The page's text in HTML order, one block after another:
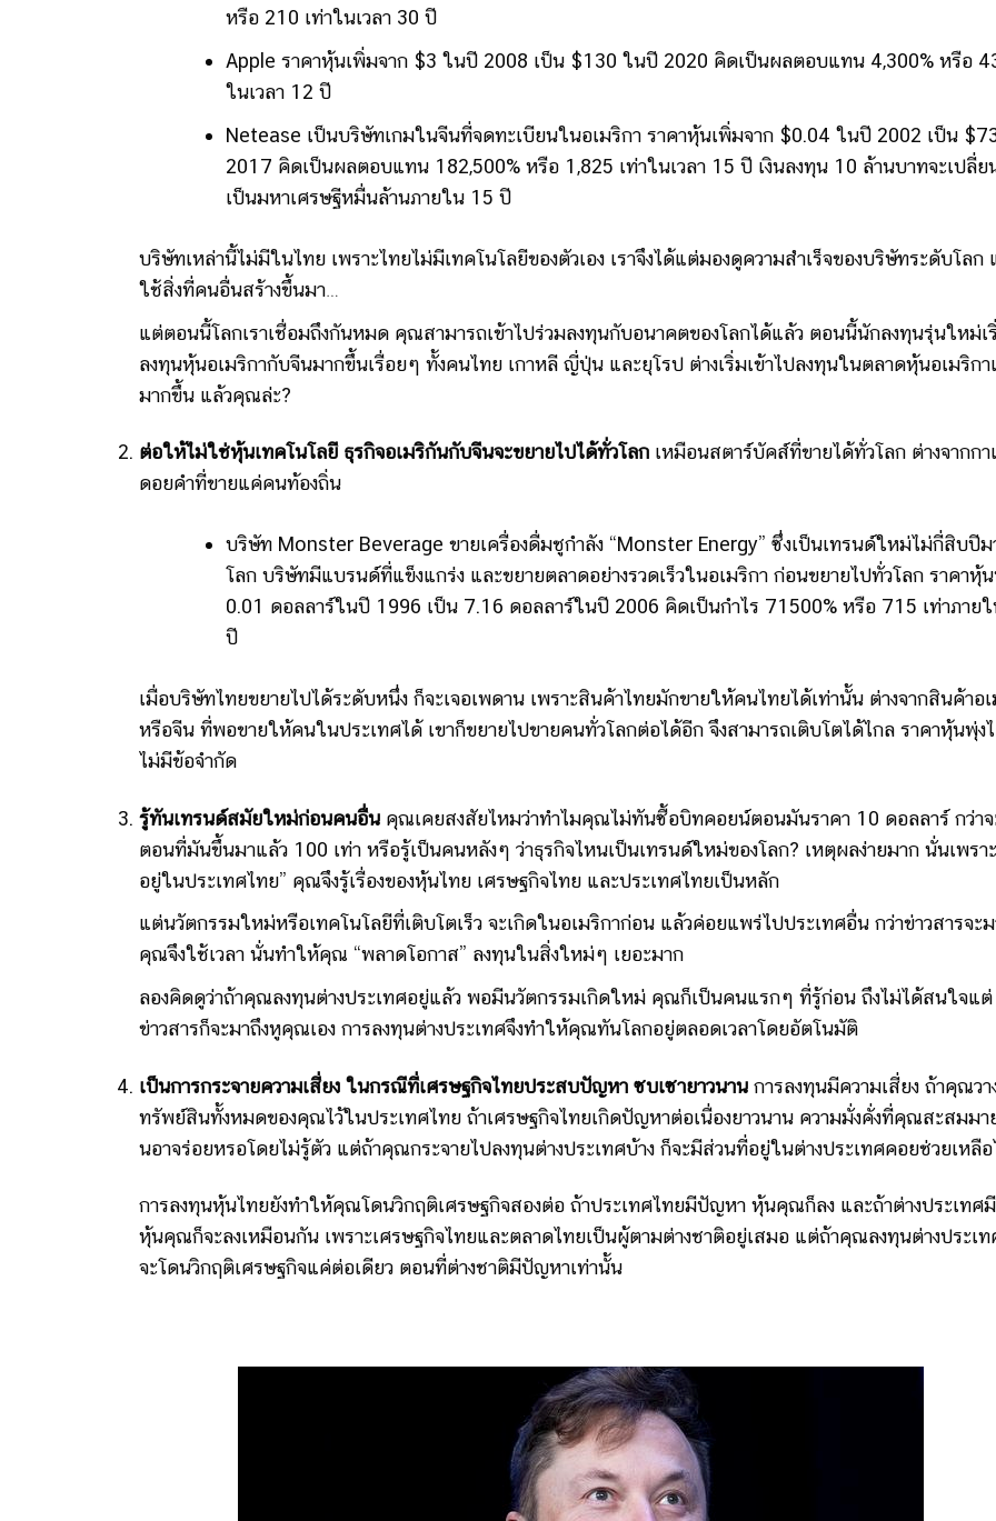
หรือ 210 เท่าในเวลา 30 ปี
Apple ราคาหุ้นเพิ่มจาก $3 ในปี 2008 เป็น $130 ในปี 2020 คิดเป็นผลตอบแทน 4,300% หรือ
ในเวลา 12 ปี
Netease เป็นบริษัทเกมในจีนที่จดทะเบียนในอเมริกา ราคาหุ้นเพิ่มจาก $0.04 ในปี 2002 เป็น
2017 คิดเป็นผลตอบแทน 182,500% หรือ 1,825 เท่าในเวลา 15 ปี เงินลงทุน 10 ล้านบาทจะเปลี่
เป็นมหาเศรษฐีหมื่นล้านภายใน 15 ปี
บริษัทเหล่านี้ไม่มีในไทย เพราะไทยไม่มีเทคโนโลยีของตัวเอง เราจึงได้แต่มองดูความสำเร็จของบริษัทระดับโลก
ใช้สิ่งที่คนอื่นสร้างขึ้นมา…
แต่ตอนนี้โลกเราเชื่อมถึงกันหมด คุณสามารถเข้าไปร่วมลงทุนกับอนาคตของโลกได้แล้ว ตอนนี้นักลงทุนรุ่นใหม่เ
ลงทุนหุ้นอเมริกากับจีนมากขึ้นเรื่อยๆ ทั้งคนไทย เกาหลี ญี่ปุ่น และยุโรป ต่างเริ่มเข้าไปลงทุนในตลาดหุ้นอเมริก
มากขึ้น แล้วคุณล่ะ?
ต่อให้ไม่ใช่หุ้นเทคโนโลยี ธุรกิจอเมริกันกับจีนจะขยายไปได้ทั่วโลก เหมือนสตาร์บัคส์ที่ขายได้ทั่วโลก ต่างจากก
ดอยคำที่ขายแค่คนท้องถิ่น
บริษัท Monster Beverage ขายเครื่องดื่มชูกำลัง “Monster Energy” ซึ่งเป็นเทรนด์ใหม่ไม่กี่สิบปีม
โลก บริษัทมีแบรนด์ที่แข็งแกร่ง และขยายตลาดอย่างรวดเร็วในอเมริกา ก่อนขยายไปทั่วโลก ราคาหุ้
0.01 ดอลลาร์ในปี 1996 เป็น 7.16 ดอลลาร์ในปี 2006 คิดเป็นกำไร 71500% หรือ 715 เท่าภาย
ปี
เมื่อบริษัทไทยขยายไปได้ระดับหนึ่ง ก็จะเจอเพดาน เพราะสินค้าไทยมักขายให้คนไทยได้เท่านั้น ต่างจากสินค้าอ
หรือจีน ที่พอขายให้คนในประเทศได้ เขาก็ขยายไปขายคนทั่วโลกต่อได้อีก จึงสามารถเติบโตได้ไกล ราคาหุ้นพุ่ง
ไม่มีข้อจำกัด
รู้ทันเทรนด์สมัยใหม่ก่อนคนอื่น คุณเคยสงสัยไหมว่าทำไมคุณไม่ทันซื้อบิทคอยน์ตอนมันราคา 10 ดอลลาร์ กว่าจ
ตอนที่มันขึ้นมาแล้ว 100 เท่า หรือรู้เป็นคนหลังๆ ว่าธุรกิจไหนเป็นเทรนด์ใหม่ของโลก? เหตุผลง่ายมาก นั่นเพรา
อยู่ในประเทศไทย” คุณจึงรู้เรื่องของหุ้นไทย เศรษฐกิจไทย และประเทศไทยเป็นหลัก
แต่นวัตกรรมใหม่หรือเทคโนโลยีที่เติบโตเร็ว จะเกิดในอเมริกาก่อน แล้วค่อยแพร่ไปประเทศอื่น กว่าข่าวสารจะม
คุณจึงใช้เวลา นั่นทำให้คุณ “พลาดโอกาส” ลงทุนในสิ่งใหม่ๆ เยอะมาก
ลองคิดดูว่าถ้าคุณลงทุนต่างประเทศอยู่แล้ว พอมีนวัตกรรมเกิดใหม่ คุณก็เป็นคนแรกๆ ที่รู้ก่อน ถึงไม่ได้สนใจแต่
ข่าวสารก็จะมาถึงหูคุณเอง การลงทุนต่างประเทศจึงทำให้คุณทันโลกอยู่ตลอดเวลาโดยอัตโนมัติ
เป็นการกระจายความเสี่ยง ในกรณีที่เศรษฐกิจไทยประสบปัญหา ซบเซายาวนาน การลงทุนมีความเสี่ยง ถ้าคุณวา
ทรัพย์สินทั้งหมดของคุณไว้ในประเทศไทย ถ้าเศรษฐกิจไทยเกิดปัญหาต่อเนื่องยาวนาน ความมั่งคั่งที่คุณสะสมมา
นอาจร่อยหรอโดยไม่รู้ตัว แต่ถ้าคุณกระจายไปลงทุนต่างประเทศบ้าง ก็จะมีส่วนที่อยู่ในต่างประเทศคอยช่วยเหลือ
การลงทุนหุ้นไทยยังทำให้คุณโดนวิกฤติเศรษฐกิจสองต่อ ถ้าประเทศไทยมีปัญหา หุ้นคุณก็ลง และถ้าต่างประเทศ
หุ้นคุณก็จะลงเหมือนกัน เพราะเศรษฐกิจไทยและตลาดไทยเป็นผู้ตามต่างชาติอยู่เสมอ แต่ถ้าคุณลงทุนต่างประเ
จะโดนวิกฤติเศรษฐกิจแค่ต่อเดียว ตอนที่ต่างชาติมีปัญหาเท่านั้น